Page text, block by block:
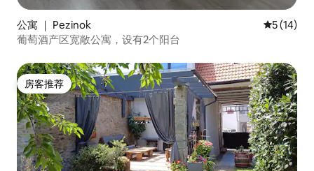
公寓 ｜ Pezinok 平均评分
5 (14)
葡萄酒产区宽敞公寓，设有2个阳台
房客推荐
房客推荐